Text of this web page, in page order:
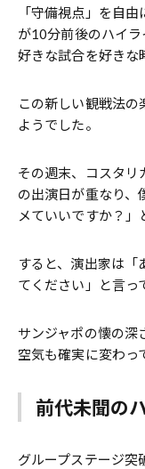
「守備視点」を自
が10分前後のハイラ
好きな試合を好きな
この新しい観戦法の
ようでした。
その週末、コスタリ
の出演日が重なり、
メていいですか？」
すると、演出家は「
てください」と言っ
サンジャポの懐の深
空気も確実に変わっ
前代未聞の
グループステージ突